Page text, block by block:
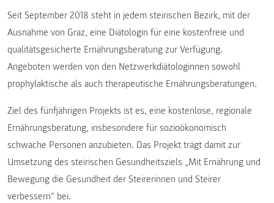
Seit September 2018 steht in jedem steirischen Bezirk, mit der
Ausnahme von Graz, eine Diätologin für eine kostenfreie und
qualitätsgesicherte Ernährungsberatung zur Verfügung.
Angeboten werden von den Netzwerkdiätologinnen sowohl
prophylaktische als auch therapeutische Ernährungsberatungen.
Ziel des fünfjährigen Projekts ist es, eine kostenlose, regionale
Ernährungsberatung, insbesondere für sozioökonomisch
schwache Personen anzubieten. Das Projekt trägt damit zur
Umsetzung des steirischen Gesundheitsziels „Mit Ernährung und
Bewegung die Gesundheit der Steirerinnen und Steirer
verbessern“ bei.